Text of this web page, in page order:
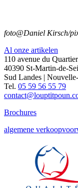
foto@Daniel Kirsch/
Al onze artikelen
110 avenue du
40390 St-Martin-de-
Sud Landes |
Tel. 05 59 56 55 79
Brochures
algemene